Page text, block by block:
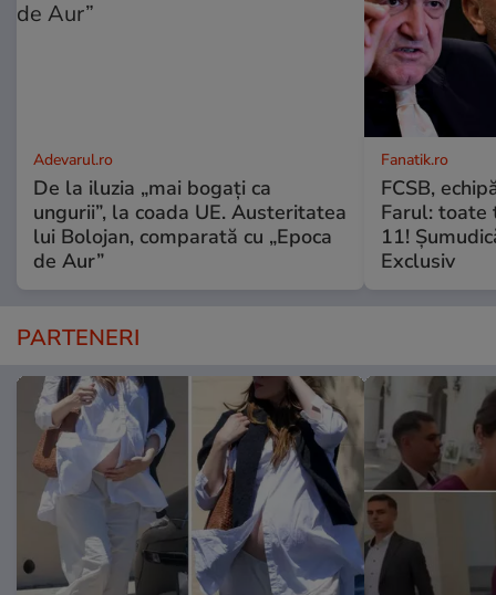
Adevarul.ro
De la iluzia „mai bogați ca
ungurii”, la coada UE. Austeritatea
lui Bolojan, comparată cu „Epoca
de Aur”
Fanatik.ro
FCSB,
Farul: toate
11!
Exclusiv
PARTENERI